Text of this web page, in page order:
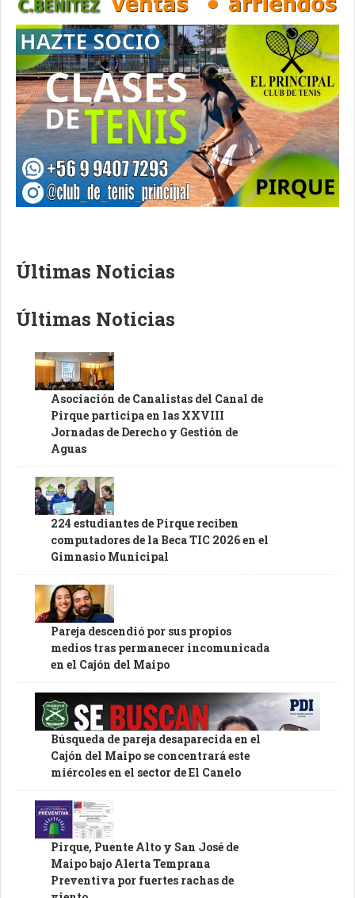
Últimas Noticias
Últimas Noticias
Asociación de Canalistas del Canal de
Pirque participa en las XXVIII
Jornadas de Derecho y Gestión de
Aguas
224 estudiantes de Pirque reciben
computadores de la Beca TIC 2026 en el
Gimnasio Municipal
Pareja descendió por sus propios
medios tras permanecer incomunicada
en el Cajón del Maipo
Búsqueda de pareja desaparecida en el
Cajón del Maipo se concentrará este
miércoles en el sector de El Canelo
Pirque, Puente Alto y San José de
Maipo bajo Alerta Temprana
Preventiva por fuertes rachas de